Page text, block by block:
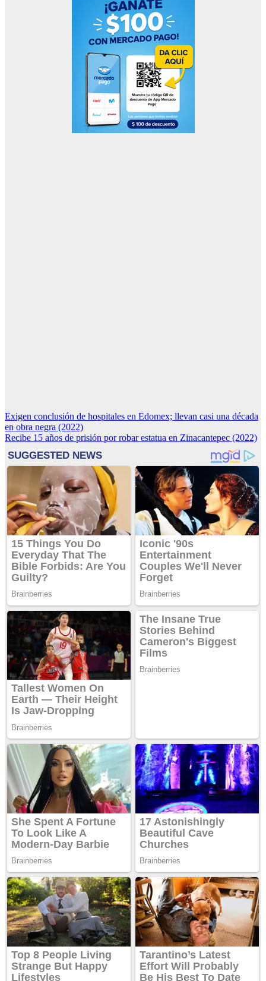
Navegación
de
entradas
Exigen conclusión de hospitales en Edomex; llevan casi una década
en obra negra (2022)
Recibe 15 años de prisión por robar estatua en Zinacantepec (2022)